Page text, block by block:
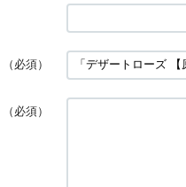
（必須）
（必須）